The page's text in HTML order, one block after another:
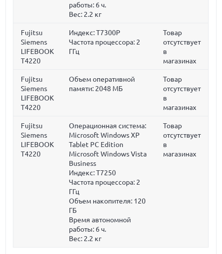
работы: 6 ч.
Вес: 2.2 кг
Fujitsu
Siemens
LIFEBOOK
T4220
Индекс: T7300P
Частота процессора: 2
ГГц
Товар
отсутствует
в
магазинах
Fujitsu
Siemens
LIFEBOOK
T4220
Объем оперативной
памяти: 2048 МБ
Товар
отсутствует
в
магазинах
Fujitsu
Siemens
LIFEBOOK
T4220
Операционная система:
Microsoft Windows XP
Tablet PC Edition
Microsoft Windows Vista
Business
Индекс: T7250
Частота процессора: 2
ГГц
Объем накопителя: 120
ГБ
Время автономной
работы: 6 ч.
Вес: 2.2 кг
Товар
отсутствует
в
магазинах